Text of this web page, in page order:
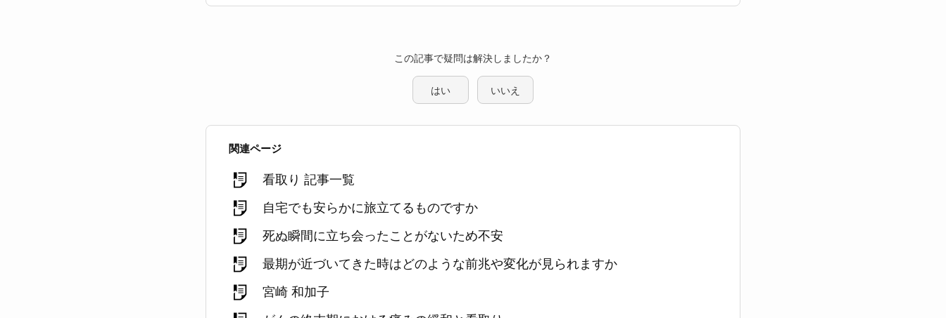
この記事で疑問は解決しましたか？
はい いいえ
関連ページ
看取り 記事一覧
自宅でも安らかに旅立てるものですか
死ぬ瞬間に立ち会ったことがないため不安
最期が近づいてきた時はどのような前兆や変化が見られますか
宮崎 和加子